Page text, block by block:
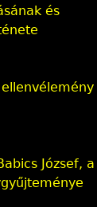
és
József, a